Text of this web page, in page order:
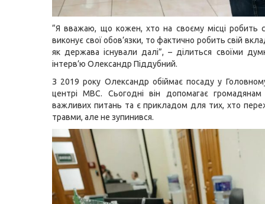
“Я вважаю, що кожен, хто на своєму місці робить
виконує свої обов’язки, то фактично робить свій
як держава існували далі”, – ділиться своїми
інтерв’ю Олександр Піддубний.
З 2019 року Олександр обіймає посаду у
центрі МВС. Сьогодні він допомагає громадянам
важливих питань та є прикладом для тих, хто
травми, але не зупинився.